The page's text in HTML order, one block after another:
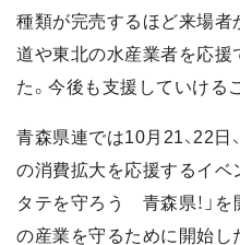
種類が完売するほど来場者
道や東北の水産業者を応援
た。今後も支援していける
青森県連では10月21、22日
の消費拡大を応援するイ
タテを守ろう 青森県！」
の産業を守るために開始し